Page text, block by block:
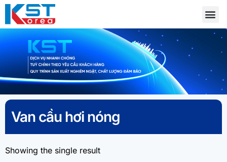
Van cầu hơi nóng
Showing the single result